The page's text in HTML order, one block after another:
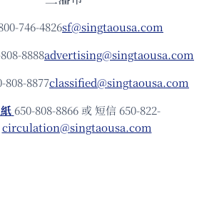
746-4826sf@singtaousa.com
8888advertising@singtaousa.com
808-8877classified@singtaousa.com
650-808-8866 或 短信 650-822-
circulation@singtaousa.com